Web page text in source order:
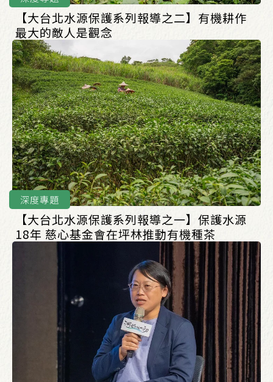
【大台北水源保護系列報導之二】有機耕作
最大的敵人是觀念
深度專題
【大台北水源保護系列報導之一】保護水源
18年 慈心基金會在坪林推動有機種茶